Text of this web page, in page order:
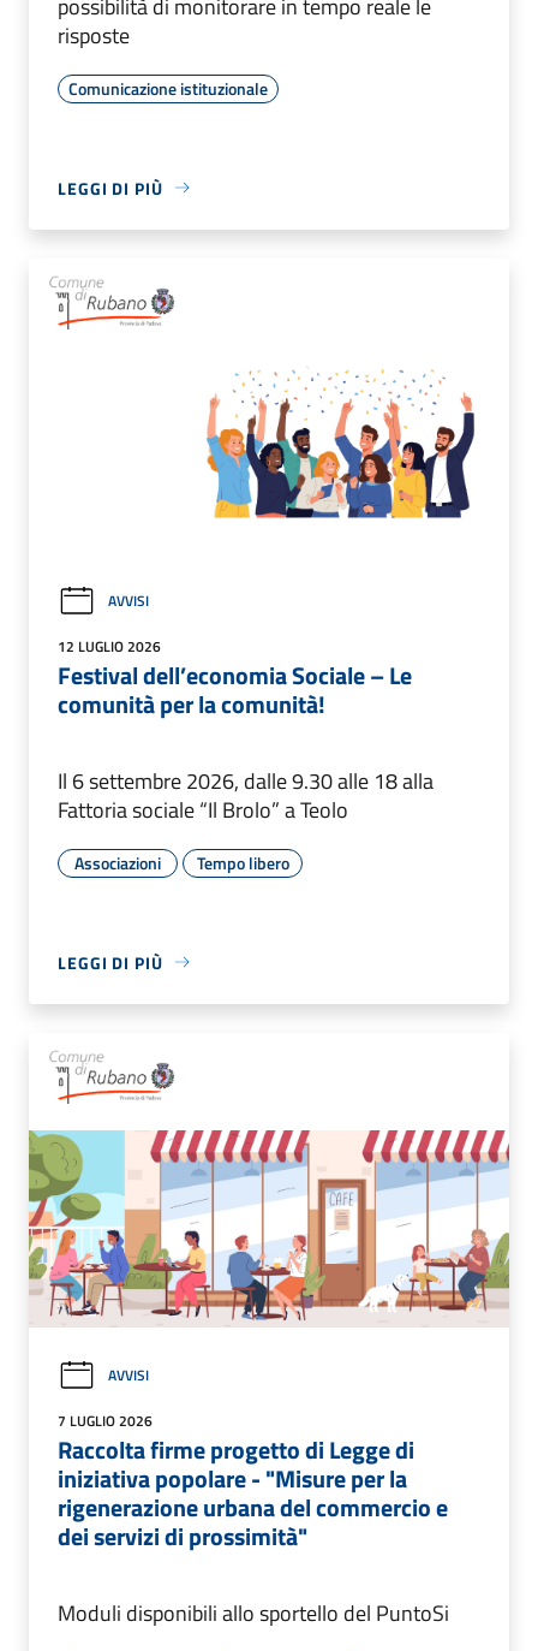
risposte
Comunicazione istituzionale
LEGGI DI PIÙ
AVVISI
12 LUGLIO 2026
Festival dell’economia Sociale – Le
comunità per la comunità!
Il 6 settembre 2026, dalle 9.30 alle 18 alla
Fattoria sociale “Il Brolo” a Teolo
Associazioni Tempo libero
LEGGI DI PIÙ
AVVISI
7 LUGLIO 2026
Raccolta firme progetto di Legge di
iniziativa popolare - "Misure per la
rigenerazione urbana del commercio e
dei servizi di prossimità"
Moduli disponibili allo sportello del PuntoSi